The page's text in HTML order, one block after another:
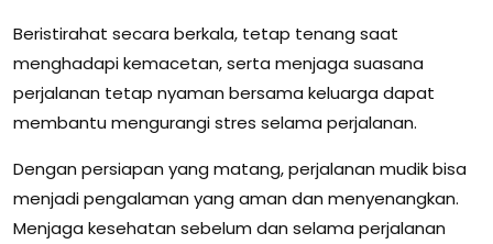
Beristirahat secara berkala, tetap tenang saat
menghadapi kemacetan, serta menjaga suasana
perjalanan tetap nyaman bersama keluarga dapat
membantu mengurangi stres selama perjalanan.
Dengan persiapan yang matang, perjalanan mudik bisa
menjadi pengalaman yang aman dan menyenangkan.
Menjaga kesehatan sebelum dan selama perjalanan